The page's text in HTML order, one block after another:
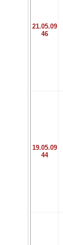
21.05.09
46
19.05.09
44